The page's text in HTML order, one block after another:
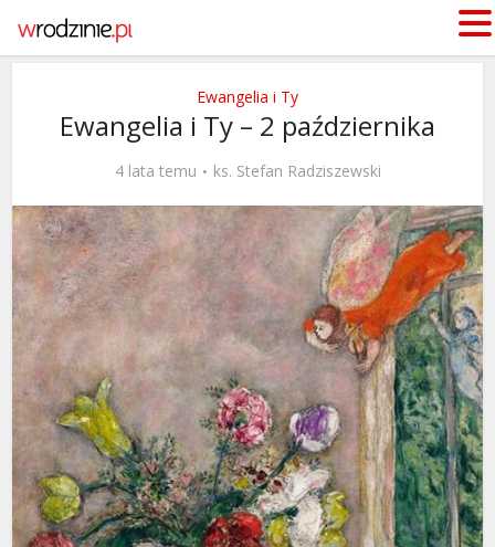
Ewangelia i Ty
Ewangelia i Ty – 2 października
4 lata temu ks. Stefan Radziszewski